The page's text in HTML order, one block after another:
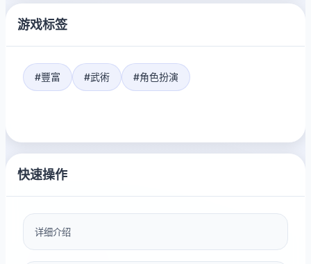
游戏标签
#豐富 #武術 #角色扮演
快速操作
详细介绍